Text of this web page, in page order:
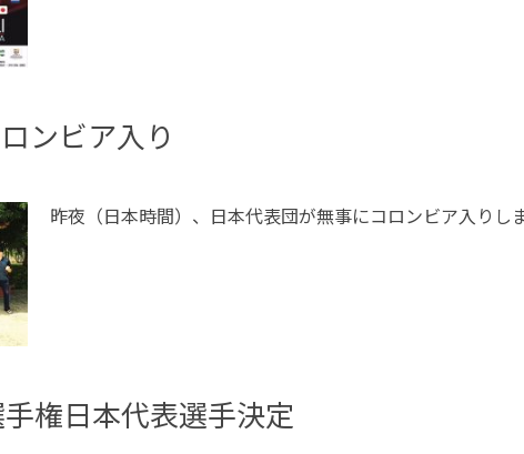
ンビア入り
昨夜（日本時間）、日本代表団が無事にコロンビア入りし
権日本代表選手決定